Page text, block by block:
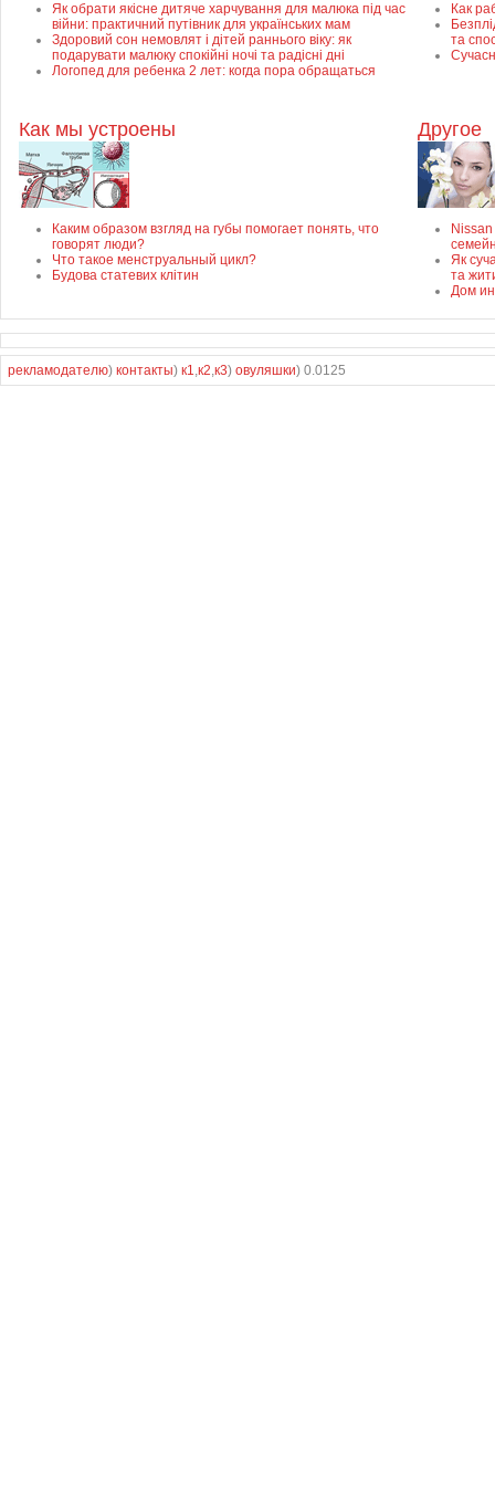
Як обрати якісне дитяче харчування для малюка під час
війни: практичний путівник для українських мам
Здоровий сон немовлят і дітей раннього віку: як
подарувати малюку спокійні ночі та радісні дні
Логопед для ребенка 2 лет: когда пора обращаться
Как
та
Как мы устроены
Каким образом взгляд на губы помогает понять, что
говорят люди?
Что такое менструальный цикл?
Будова статевих клітин
Другое
Як
та
Дом
рекламодателю) контакты) к1,к2,к3) овуляшки) 0.0125